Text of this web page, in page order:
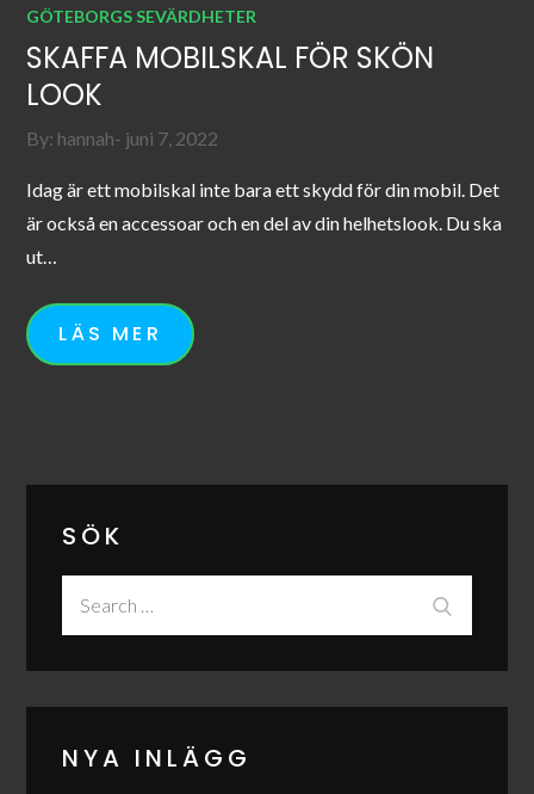
GÖTEBORGS SEVÄRDHETER
SKAFFA MOBILSKAL FÖR SKÖN
LOOK
By: hannah Posted
juni 7, 2022
Idag är ett mobilskal inte bara ett skydd för din mobil. Det
är också en accessoar och en del av din helhetslook. Du ska
ut…
LÄS MER
SÖK
NYA INLÄGG